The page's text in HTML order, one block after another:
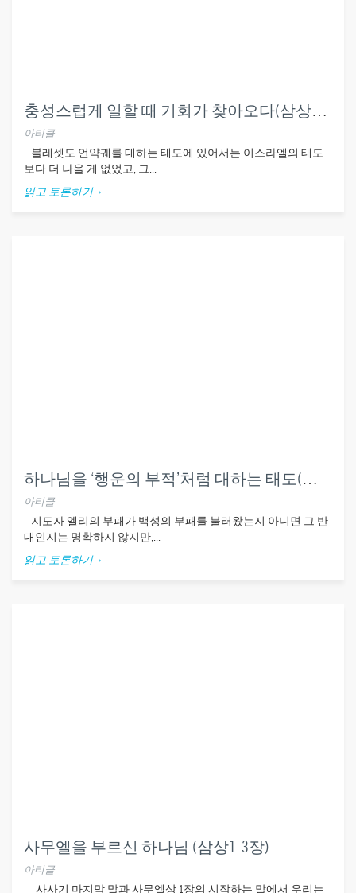
충성스럽게 일할 때 기회가 찾아오다(삼상5-7장)
아티클
블레셋도 언약궤를 대하는 태도에 있어서는 이스라엘의 태도
보다 더 나을 게 없었고, 그...
읽고 토론하기
하나님을 ‘행운의 부적’처럼 대하는 태도(삼상4장)
아티클
지도자 엘리의 부패가 백성의 부패를 불러왔는지 아니면 그 반
대인지는 명확하지 않지만,...
읽고 토론하기
사무엘을 부르신 하나님 (삼상1-3장)
아티클
사사기 마지막 말과 사무엘상 1장의 시작하는 말에서 우리는